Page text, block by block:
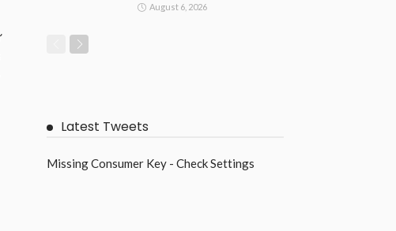
August 6, 2026
Latest Tweets
Missing Consumer Key - Check Settings